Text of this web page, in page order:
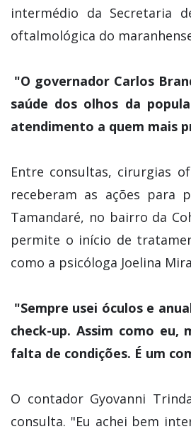
intermédio da Secretaria
oftalmológica do
"O governador Carlos
saúde dos olhos da
atendimento a quem mais
Entre consultas, cirurgias
receberam as ações para
Tamandaré, no bairro da
permite o início de
como a psicóloga Joelina
"Sempre usei óculos e
check-up. Assim como eu,
falta de condições. É um
O contador Gyovanni
consulta. "Eu achei bem